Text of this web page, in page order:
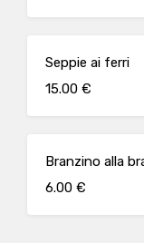
Seppie ai ferri
15.00 €
Branzino alla
6.00 €